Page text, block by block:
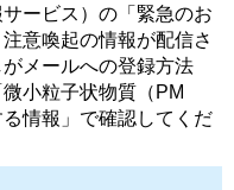
ービス）の「緊急のお
意喚起の情報が配信さ
メールへの登録方法
小粒子状物質（PM
る情報」で確認してくだ